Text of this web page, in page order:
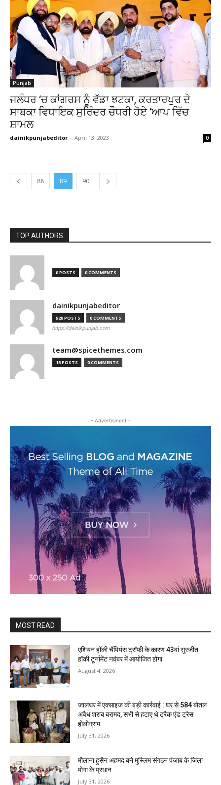
Punjab
ਜਲੰਧਰ ‘ਚ ਕਾਂਗਰਸ ਨੂੰ ਵੱਡਾ ਝਟਕਾ, ਕਰਤਾਰਪੁਰ ਦੇ
ਸਾਬਕਾ ਵਿਧਾਇਕ ਸੁਰਿੰਦਰ ਚੌਧਰੀ ਹੋਏ ‘ਆਪ ਵਿੱਚ
ਸ਼ਾਮਲ
dainikpunjabeditor - April 13, 2023 0
88 89 90
TOP AUTHORS
0 POSTS 0 COMMENTS
dainikpunjabeditor
928 POSTS 0 COMMENTS
https://dainikpunjab.com
team@spicethemes.com
15 POSTS 0 COMMENTS
- Advertisment -
MOST READ
एशियन हॉकी चैंपियंस ट्रॉफी के कारण 43वां सुरजीत
हॉकी टूर्नामेंट नवंबर में आयोजित होगा
August 4, 2026
जालंधर में एक्साइज की बड़ी कार्रवाई : घर से 584 बोतल
अवैध शराब बरामद, सभी से हटाए थे ट्रैक एंड ट्रेस
होलोग्राम
July 31, 2026
मौलाना हुसैन अहमद बने मुस्लिम संगठन पंजाब के जिला
मोगा के प्रधान
July 31, 2026